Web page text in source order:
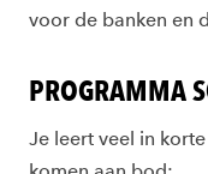
voor de banken en
PROGRAMMA
Je leert veel in